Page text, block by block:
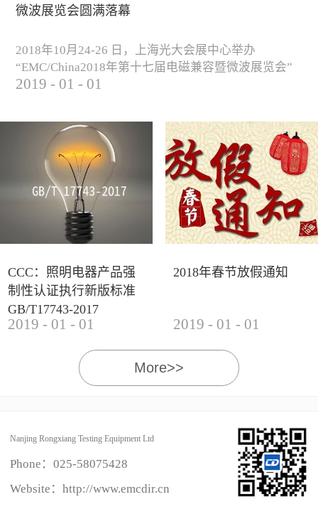
微波展览会圆满落幕
2018年10月24-26 日，上海光大会展中心举办
“EMC/China2018年第十七届电磁兼容暨微波展览会”
圆满落幕。我公司与来自军工、汽车、科研院校、通
状与未来，并展出测试、整改等行业尖端设备，吸引
业内外人士参观驻足。展会期间我公司举办了《电磁
兼容测试和设计技术》技术讲座，本次讲座同时特邀
德国Langer公司资深工程师Lars Glaesser...
2019 - 01 - 01
CCC：照明电器产品强
制性认证执行新版标准
GB/T17743-2017
2019 - 01 - 01
2018年春节放假通知
2019 - 01 - 01
More>>
Nanjing Rongxiang Testing Equipment Ltd
Phone： 025-58075428
Website：http://www.emcdir.cn